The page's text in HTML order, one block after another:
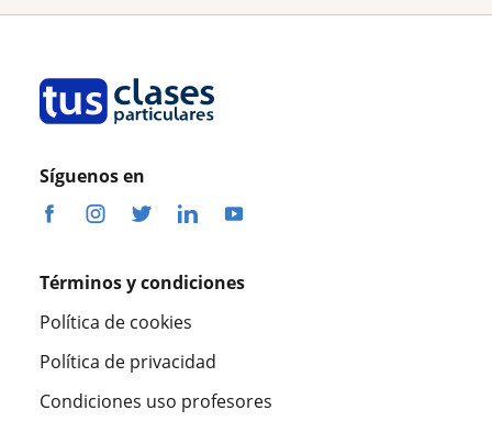
Síguenos en
Términos y condiciones
Política de cookies
Política de privacidad
Condiciones uso profesores